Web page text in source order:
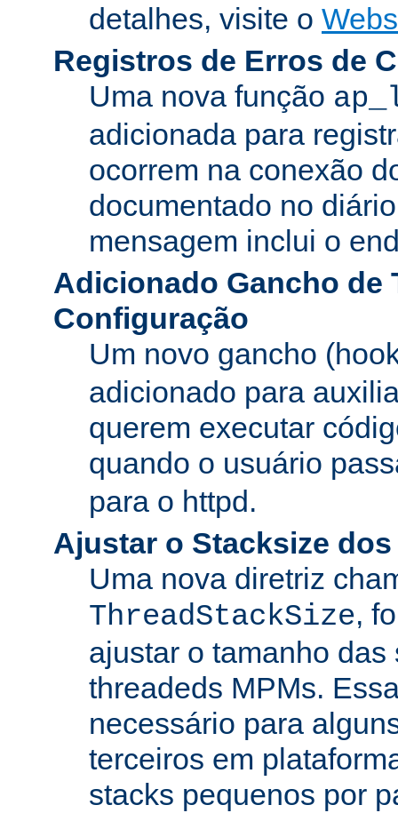
detalhes, visite o
Registros de Erros de
Uma nova função
adicionada para
ocorrem na conexão
documentado no
mensagem inclui o
Adicionado Gancho de
Configuração
Um novo gancho
adicionado para
querem executar
quando o usuário
para o httpd.
Ajustar o Stacksize
Uma nova diretriz
ThreadStackSize,
ajustar o tamanho
threadeds MPMs.
necessário para
terceiros em
stacks pequenos por